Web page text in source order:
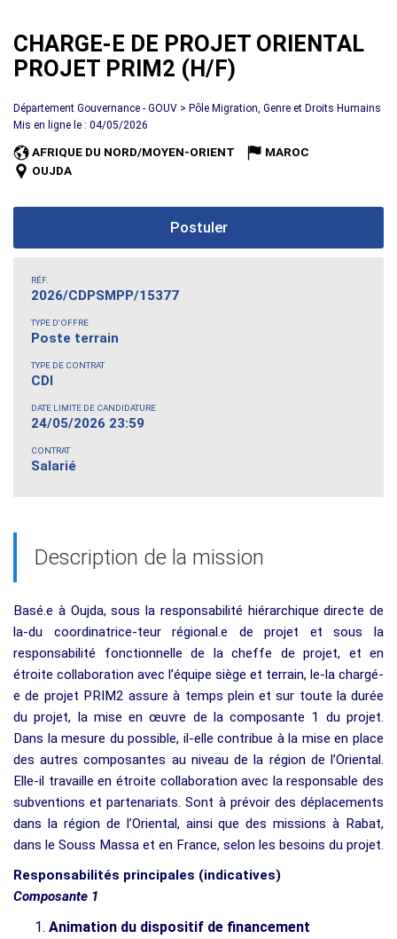
CHARGE-E DE PROJET ORIENTAL
PROJET PRIM2 (H/F)
Département Gouvernance - GOUV > Pôle Migration, Genre et Droits Humains
Mis en ligne le : 04/05/2026
AFRIQUE DU NORD/MOYEN-ORIENT
MAROC
OUJDA
Postuler
RÉF.
2026/CDPSMPP/15377
TYPE D'OFFRE
Poste terrain
TYPE DE CONTRAT
CDI
DATE LIMITE DE CANDIDATURE
24/05/2026 23:59
CONTRAT
Salarié
Description de la mission
Basé.e à Oujda, sous la responsabilité hiérarchique directe de
la-du coordinatrice-teur régional.e de projet et sous la
responsabilité fonctionnelle de la cheffe de projet, et en
étroite collaboration avec l’équipe siège et terrain, le-la chargé-
e de projet PRIM2 assure à temps plein et sur toute la durée
du projet, la mise en œuvre de la composante 1 du projet.
Dans la mesure du possible, il-elle contribue à la mise en place
des autres composantes au niveau de la région de l’Oriental.
Elle-il travaille en étroite collaboration avec la responsable des
subventions et partenariats. Sont à prévoir des déplacements
dans la région de l’Oriental, ainsi que des missions à Rabat,
dans le Souss Massa et en France, selon les besoins du projet.
Responsabilités principales (indicatives)
Composante 1
Animation du dispositif de financement